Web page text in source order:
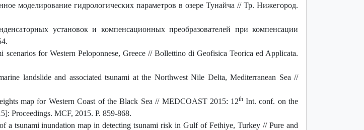
моделирование гидрологических параметров в озере Тунайча // Тр. Нижегород.
установок и компенсационных преобразователей при компенсации
scenarios for Western Peloponnese, Greece // Bollettino di Geofisica Teorica ed Applicata.
landslide and associated tsunami at the Northwest Nile Delta, Mediterranean Sea //
map for Western Coast of the Black Sea // MEDCOAST 2015: 12th Int. conf. on the
Proceedings. MCF, 2015. P. 859-868.
a tsunami inundation map in detecting tsunami risk in Gulf of Fethiye, Turkey // Pure and